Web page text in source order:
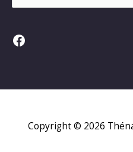
Facebook
Copyright © 2026